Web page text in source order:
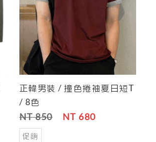
正韓男裝 / 撞色捲袖夏日短T
/ 8色
NT 850 NT 680
促銷